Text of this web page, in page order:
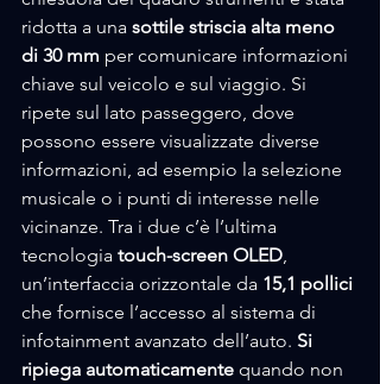
ridotta a una sottile striscia alta meno
di 30 mm per comunicare informazioni
chiave sul veicolo e sul viaggio. Si
ripete sul lato passeggero, dove
possono essere visualizzate diverse
informazioni, ad esempio la selezione
musicale o i punti di interesse nelle
vicinanze. Tra i due c’è l’ultima
tecnologia touch-screen OLED,
un’interfaccia orizzontale da 15,1 pollici
che fornisce l’accesso al sistema di
infotainment avanzato dell’auto. Si
ripiega automaticamente quando non